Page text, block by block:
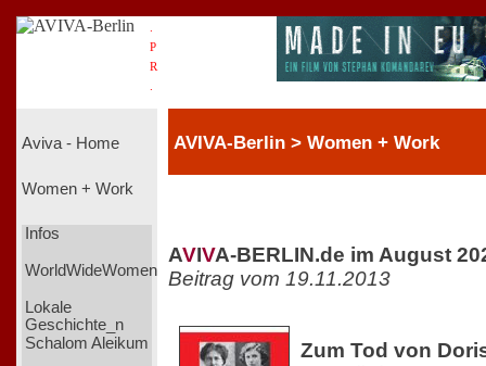
P
R
Aviva - Home
Women + Work
Infos
WorldWideWomen
Lokale
Geschichte_n
Schalom Aleikum
AVIVA-Berlin > Women + Work
AVIVA-BERLIN.de im August
Beitrag vom 19.11.2013
Zum Tod von